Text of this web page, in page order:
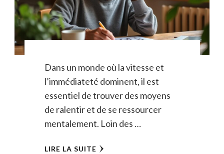
Dans un monde où la vitesse et
l’immédiateté dominent, il est
essentiel de trouver des moyens
de ralentir et de se ressourcer
mentalement. Loin des …
LIRE LA SUITE